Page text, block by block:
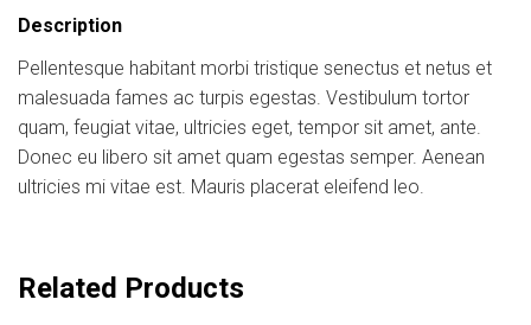
Description
Pellentesque habitant morbi tristique senectus et netus et
malesuada fames ac turpis egestas. Vestibulum tortor
quam, feugiat vitae, ultricies eget, tempor sit amet, ante.
Donec eu libero sit amet quam egestas semper. Aenean
ultricies mi vitae est. Mauris placerat eleifend leo.
Related Products